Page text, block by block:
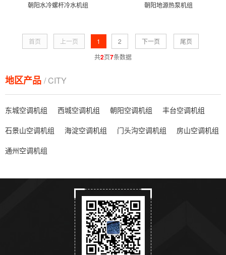
朝阳水冷螺杆冷水机组 朝阳地源热泵机组
首页 上一页 1 2 下一页
尾页
共2页7条数据
地区产品 / CITY
东城空调机组 西城空调机组 朝阳空调机组
丰台空调机组
石景山空调机组
海淀空调机组 门头沟空调机组
房山空调机组
通州空调机组